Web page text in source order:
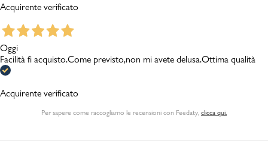
Acquirente verificato
Oggi
Facilità fi acquisto.Come previsto,non mi avete delusa.Ottima qualità
Acquirente verificato
Per sapere come raccogliamo le recensioni con Feedaty, clicca qui.